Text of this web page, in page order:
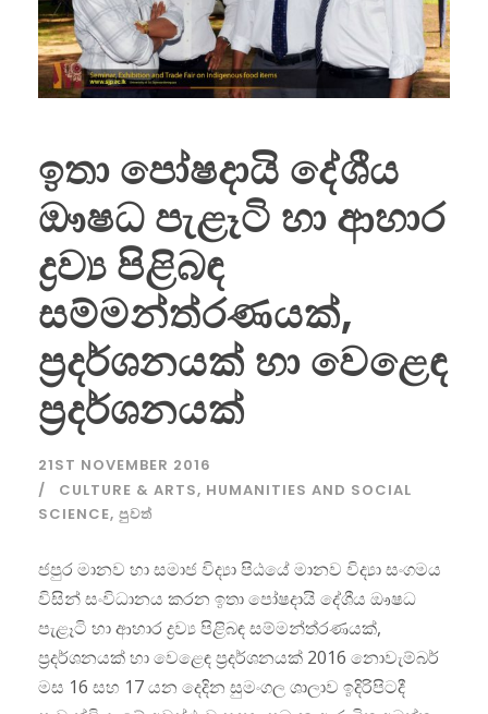
ඉතා පෝෂදායි දේශීය
ඖෂධ පැළෑටි හා ආහාර
ද්‍රව්‍ය පිළිබඳ
සම්මන්ත්රණයක්,
ප්‍රදර්ශනයක් හා වෙළෙඳ
ප්‍රදර්ශනයක්
21ST NOVEMBER 2016
CULTURE & ARTS, HUMANITIES AND SOCIAL
SCIENCE, පුවත්
ජපුර මානව හා සමාජ විද්‍යා පිඨයේ මානව විද්‍යා සංගමය
විසින් සංවිධානය කරන ඉතා පෝෂදායි දේශීය ඖෂධ
පැළෑටි හා ආහාර ද්‍රව්‍ය පිළිබඳ සම්මන්ත්රණයක්,
ප්‍රදර්ශනයක් හා වෙළෙඳ ප්‍රදර්ශනයක් 2016 නොවැම්බර්
මස 16 සහ 17 යන දෙදින සුමංගල ශාලාව ඉදිරිපිටදී